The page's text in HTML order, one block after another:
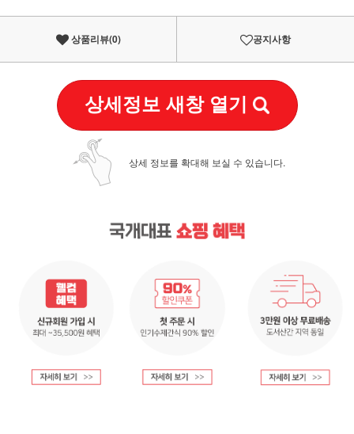
상품리뷰(0) 공지사항
상세정보 새창 열기
상세 정보를 확대해 보실 수 있습니다.